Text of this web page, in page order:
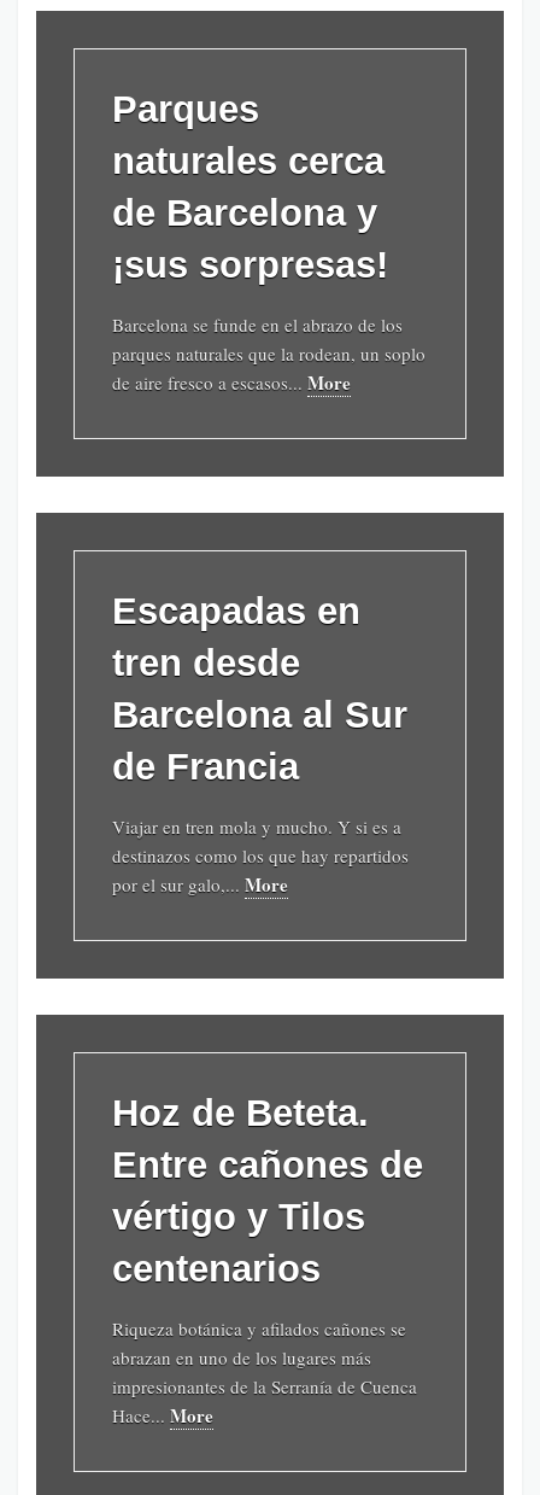
Parques
naturales cerca
de Barcelona y
¡sus sorpresas!
Barcelona se funde en el abrazo de los
parques naturales que la rodean, un soplo
de aire fresco a escasos... More
Escapadas en
tren desde
Barcelona al Sur
de Francia
Viajar en tren mola y mucho. Y si es a
destinazos como los que hay repartidos
por el sur galo,... More
Hoz de Beteta.
Entre cañones de
vértigo y Tilos
centenarios
Riqueza botánica y afilados cañones se
abrazan en uno de los lugares más
impresionantes de la Serranía de Cuenca
Hace... More